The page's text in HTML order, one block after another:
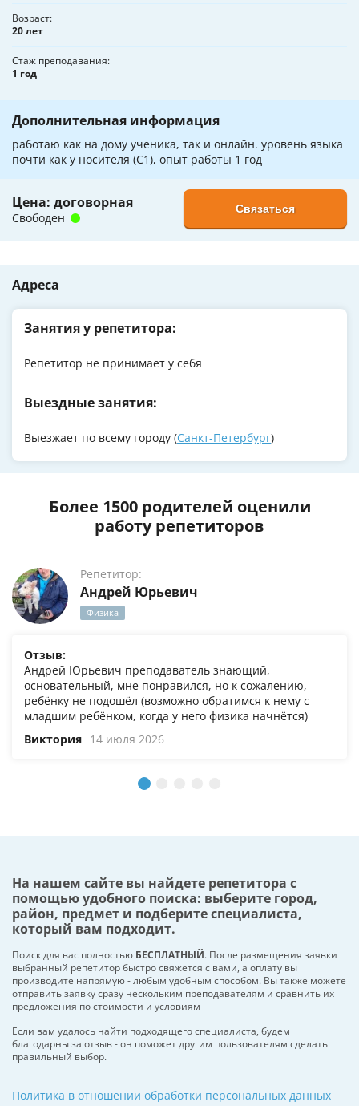
Возраст
20 лет
Стаж преподавания
1 год
Дополнительная информация
работаю как на дому ученика, так и онлайн. уровень языка
почти как у носителя (С1), опыт работы 1 год
Цена: договорная
Свободен
Связаться
Адреса
Занятия у репетитора:
Репетитор не принимает у себя
Выездные занятия:
Выезжает по всему городу (Санкт-Петербург)
Более 1500 родителей оценили
работу репетиторов
Репетитор:
Андрей Юрьевич
Физика
Отзыв:
Андрей Юрьевич преподаватель знающий,
основательный, мне понравился, но к сожалению,
ребёнку не подошёл (возможно обратимся к нему с
младшим ребёнком, когда у него физика начнётся)
Виктория 14 июля 2026
На нашем сайте вы найдете репетитора с
помощью удобного поиска: выберите город,
район, предмет и подберите специалиста,
который вам подходит.
Поиск для вас полностью БЕСПЛАТНЫЙ. После размещения заявки
выбранный репетитор быстро свяжется с вами, а оплату вы
производите напрямую - любым удобным способом. Вы также можете
отправить заявку сразу нескольким преподавателям и сравнить их
предложения по стоимости и условиям
Если вам удалось найти подходящего специалиста, будем
благодарны за отзыв - он поможет другим пользователям сделать
правильный выбор.
Политика в отношении обработки персональных данных